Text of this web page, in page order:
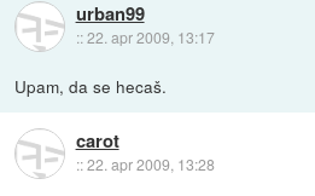
urban99
::22. apr 2009, 13:17
Upam, da se hecaš.
carot
::22. apr 2009, 13:28